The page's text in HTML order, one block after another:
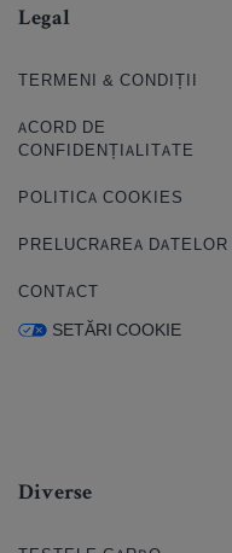
Legal
TERMENI & CONDIȚII
ACORD DE
CONFIDENȚIALITATE
POLITICA COOKIES
PRELUCRAREA DATELOR
CONTACT
SETĂRI COOKIE
Diverse